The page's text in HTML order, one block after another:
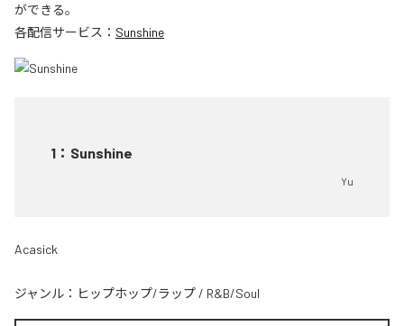
ができる。
各配信サービス： Sunshine
1 ： Sunshine
Yu
Acasick
ジャンル： ヒップホップ/ラップ / R&B/Soul